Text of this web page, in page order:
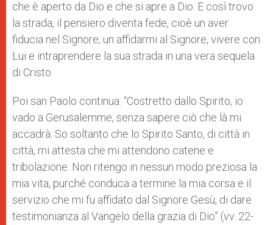
che è aperto da Dio e che si apre a Dio. E così trovo
la strada, il pensiero diventa fede, cioè un aver
fiducia nel Signore, un affidarmi al Signore, vivere con
Lui e intraprendere la sua strada in una vera sequela
di Cristo.
Poi san Paolo continua: “Costretto dallo Spirito, io
vado a Gerusalemme, senza sapere ciò che là mi
accadrà. So soltanto che lo Spirito Santo, di città in
città, mi attesta che mi attendono catene e
tribolazione. Non ritengo in nessun modo preziosa la
mia vita, purché conduca a termine la mia corsa e il
servizio che mi fu affidato dal Signore Gesù, di dare
testimonianza al Vangelo della grazia di Dio” (vv. 22-